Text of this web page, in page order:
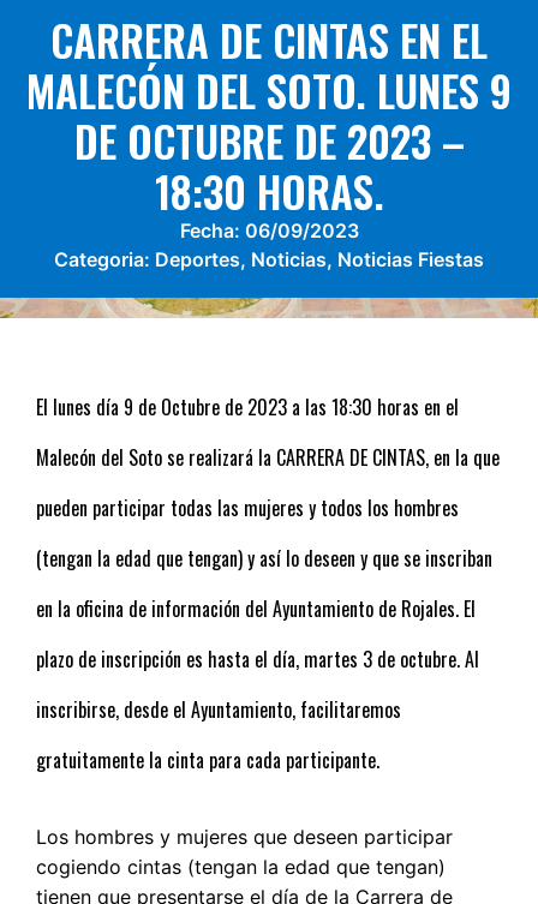
CARRERA DE CINTAS EN EL
MALECÓN DEL SOTO. LUNES 9
DE OCTUBRE DE 2023 –
18:30 HORAS.
Fecha: 06/09/2023
Categoria: Deportes, Noticias, Noticias Fiestas
El lunes día 9 de Octubre de 2023 a las 18:30 horas en el
Malecón del Soto se realizará la CARRERA DE CINTAS, en la que
pueden participar todas las mujeres y todos los hombres
(tengan la edad que tengan) y así lo deseen y que se inscriban
en la oficina de información del Ayuntamiento de Rojales. El
plazo de inscripción es hasta el día, martes 3 de octubre. Al
inscribirse, desde el Ayuntamiento, facilitaremos
gratuitamente la cinta para cada participante.
Los hombres y mujeres que deseen participar
cogiendo cintas (tengan la edad que tengan)
tienen que presentarse el día de la Carrera de